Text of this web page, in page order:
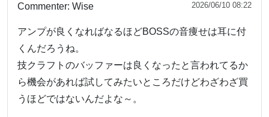
Commenter: Wise 2026/06/10 08:22
アンプが良くなればなるほどBOSSの音痩せは耳に付
くんだろうね。
技クラフトのバッファーは良くなったと言われてるか
ら機会があれば試してみたいところだけどわざわざ買
うほどではないんだよな～。